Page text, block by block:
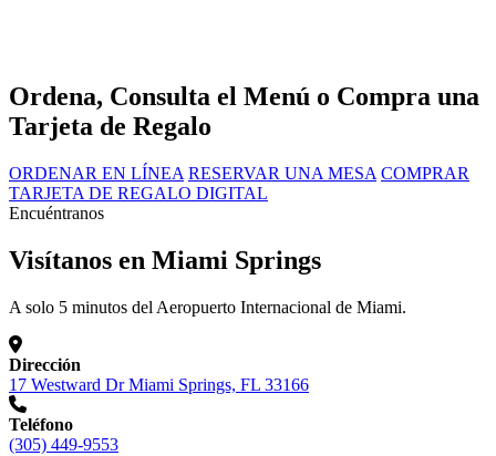
Ordena, Consulta el Menú o Compra una
Tarjeta de Regalo
ORDENAR EN LÍNEA RESERVAR UNA MESA COMPRAR
TARJETA DE REGALO DIGITAL
Encuéntranos
Visítanos en Miami Springs
A solo 5 minutos del Aeropuerto Internacional de Miami.
Dirección
17 Westward Dr Miami Springs, FL 33166
Teléfono
(305) 449-9553